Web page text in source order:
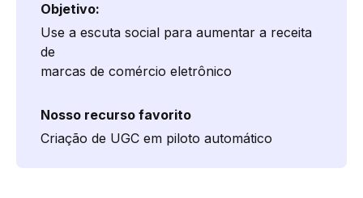
Objetivo:
Use a escuta social para aumentar a receita
de
marcas de comércio eletrônico
Nosso recurso favorito
Criação de UGC em piloto automático